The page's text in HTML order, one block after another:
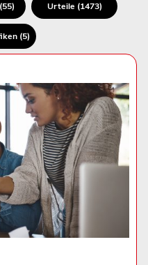
Urteile (1473)
(5)